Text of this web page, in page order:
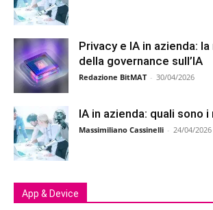
Privacy e IA in azienda:
della governance sull’IA
Redazione BitMAT - 30/04/2026
IA in azienda: quali sono i
Massimiliano Cassinelli - 24/04/2026
App & Device